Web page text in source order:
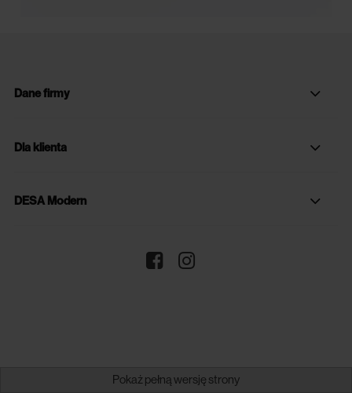
Dane firmy
Dla klienta
DESA Modern
Pokaż pełną wersję strony